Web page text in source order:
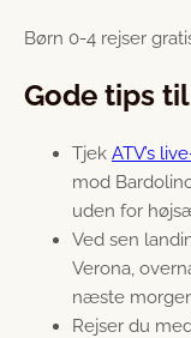
Børn 0-4 rejser
Gode tips
Tjek ATV’s
mod
uden for
Ved sen
Verona,
næste
Rejser du